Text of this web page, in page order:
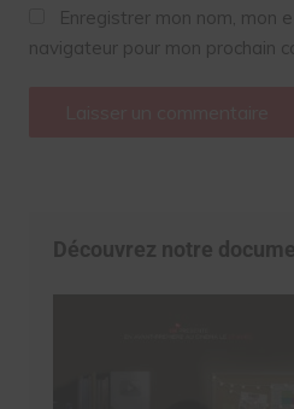
Enregistrer mon nom, mon
navigateur pour mon prochain
Découvrez notre